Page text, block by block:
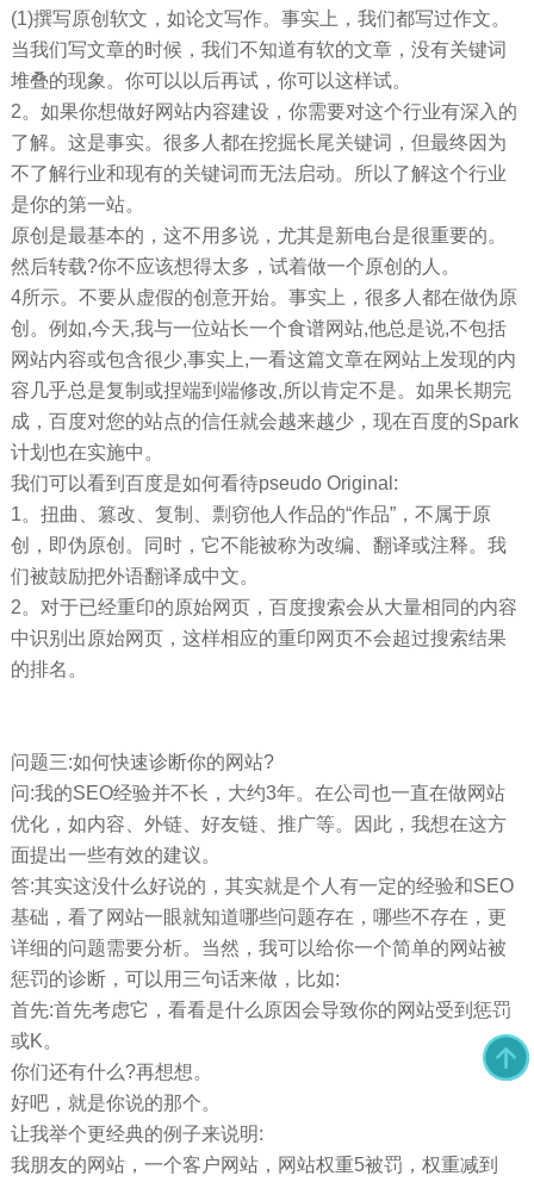
(1)撰写原创软文，如论文写作。事实上，我们都写过作文。
当我们写文章的时候，我们不知道有软的文章，没有关键词
堆叠的现象。你可以以后再试，你可以这样试。
2。如果你想做好网站内容建设，你需要对这个行业有深入的
了解。这是事实。很多人都在挖掘长尾关键词，但最终因为
不了解行业和现有的关键词而无法启动。所以了解这个行业
是你的第一站。
原创是最基本的，这不用多说，尤其是新电台是很重要的。
然后转载?你不应该想得太多，试着做一个原创的人。
4所示。不要从虚假的创意开始。事实上，很多人都在做伪原
创。例如,今天,我与一位站长一个食谱网站,他总是说,不包括
网站内容或包含很少,事实上,一看这篇文章在网站上发现的内
容几乎总是复制或捏端到端修改,所以肯定不是。如果长期完
成，百度对您的站点的信任就会越来越少，现在百度的Spark
计划也在实施中。
我们可以看到百度是如何看待pseudo Original:
1。扭曲、篡改、复制、剽窃他人作品的“作品”，不属于原
创，即伪原创。同时，它不能被称为改编、翻译或注释。我
们被鼓励把外语翻译成中文。
2。对于已经重印的原始网页，百度搜索会从大量相同的内容
中识别出原始网页，这样相应的重印网页不会超过搜索结果
的排名。
问题三:如何快速诊断你的网站?
问:我的SEO经验并不长，大约3年。在公司也一直在做网站
优化，如内容、外链、好友链、推广等。因此，我想在这方
面提出一些有效的建议。
答:其实这没什么好说的，其实就是个人有一定的经验和SEO
基础，看了网站一眼就知道哪些问题存在，哪些不存在，更
详细的问题需要分析。当然，我可以给你一个简单的网站被
惩罚的诊断，可以用三句话来做，比如:
首先:首先考虑它，看看是什么原因会导致你的网站受到惩罚
或K。
你们还有什么?再想想。
好吧，就是你说的那个。
让我举个更经典的例子来说明:
我朋友的网站，一个客户网站，网站权重5被罚，权重减到